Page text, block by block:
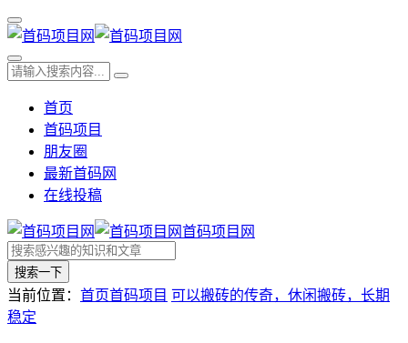
首页
首码项目
朋友圈
最新首码网
在线投稿
首码项目网
搜索一下
当前位置： 首页首码项目 可以搬砖的传奇，休闲搬砖，长期
稳定